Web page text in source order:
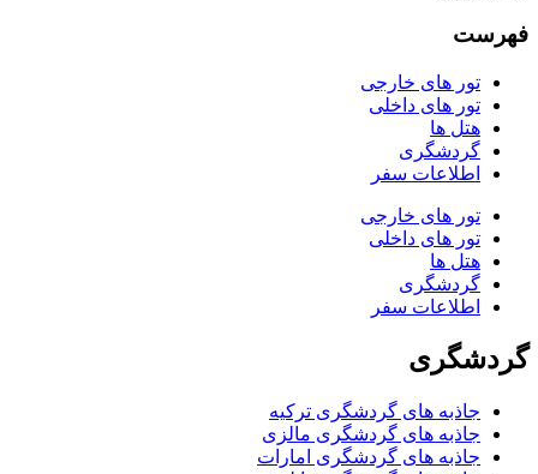
تور های خارجی
تور های داخلی
هتل ها
گردشگری
اطلاعات سفر
تور های خارجی
تور های داخلی
هتل ها
گردشگری
اطلاعات سفر
جاذبه های گردشگری ترکیه
جاذبه های گردشگری مالزی
جاذبه های گردشگری امارات